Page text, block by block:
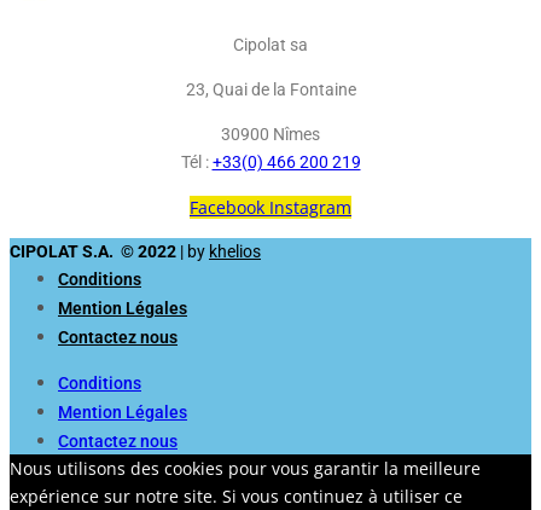
Cipolat sa
23, Quai de la Fontaine
30900 Nîmes
Tél :+33(0) 466 200 219
Facebook Instagram
CIPOLAT S.A. © 2022 | by khelios
Conditions
Mention Légales
Contactez nous
Conditions
Mention Légales
Contactez nous
Nous utilisons des cookies pour vous garantir la meilleure
expérience sur notre site. Si vous continuez à utiliser ce